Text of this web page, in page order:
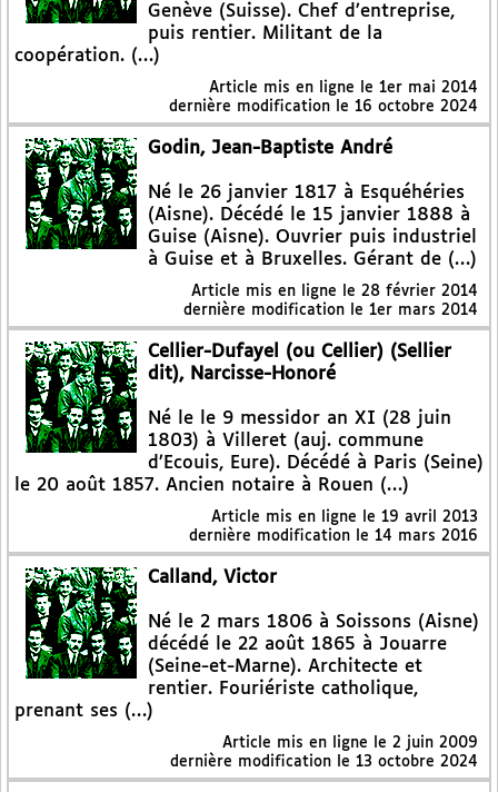
Genève (Suisse). Chef d’entreprise,
puis rentier. Militant de la
coopération. (…)
Article mis en ligne le 1er mai 2014
dernière modification le 16 octobre 2024
Godin, Jean-Baptiste André
Né le 26 janvier 1817 à Esquéhéries
(Aisne). Décédé le 15 janvier 1888 à
Guise (Aisne). Ouvrier puis industriel
à Guise et à Bruxelles. Gérant de (…)
Article mis en ligne le 28 février 2014
dernière modification le 1er mars 2014
Cellier-Dufayel (ou Cellier) (Sellier
dit), Narcisse-Honoré
Né le le 9 messidor an XI (28 juin
1803) à Villeret (auj. commune
d’Ecouis, Eure). Décédé à Paris (Seine)
le 20 août 1857. Ancien notaire à Rouen (…)
Article mis en ligne le 19 avril 2013
dernière modification le 14 mars 2016
Calland, Victor
Né le 2 mars 1806 à Soissons (Aisne)
décédé le 22 août 1865 à Jouarre
(Seine-et-Marne). Architecte et
rentier. Fouriériste catholique,
prenant ses (…)
Article mis en ligne le 2 juin 2009
dernière modification le 13 octobre 2024